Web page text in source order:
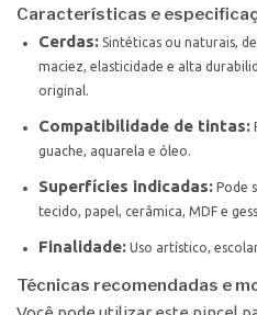
Características e
Cerdas: Sintéticas ou naturais,
maciez, elasticidade e alta
original.
Compatibilidade de tintas:
guache, aquarela e óleo.
Superfícies indicadas: Pode
tecido, papel, cerâmica, MDF e
Finalidade: Uso artístico,
Técnicas recomendadas e